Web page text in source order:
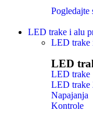
Pogledajte
LED trake i alu
LED trake
LED
LED trake
LED trake
Napajanja
Kontrole